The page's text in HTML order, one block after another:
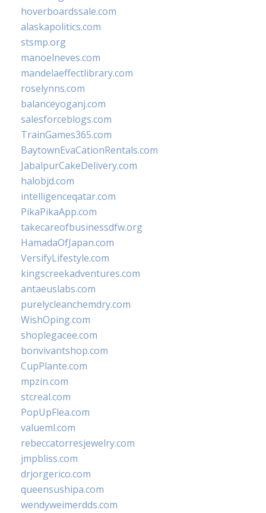
hoverboardssale.com
alaskapolitics.com
stsmp.org
manoelneves.com
mandelaeffectlibrary.com
roselynns.com
balanceyoganj.com
salesforceblogs.com
TrainGames365.com
BaytownEvaCationRentals.com
JabalpurCakeDelivery.com
halobjd.com
intelligenceqatar.com
PikaPikaApp.com
takecareofbusinessdfw.org
HamadaOfJapan.com
VersifyLifestyle.com
kingscreekadventures.com
antaeuslabs.com
purelycleanchemdry.com
WishOping.com
shoplegacee.com
bonvivantshop.com
CupPlante.com
mpzin.com
stcreal.com
PopUpFlea.com
valueml.com
rebeccatorresjewelry.com
jmpbliss.com
drjorgerico.com
queensushipa.com
wendyweimerdds.com